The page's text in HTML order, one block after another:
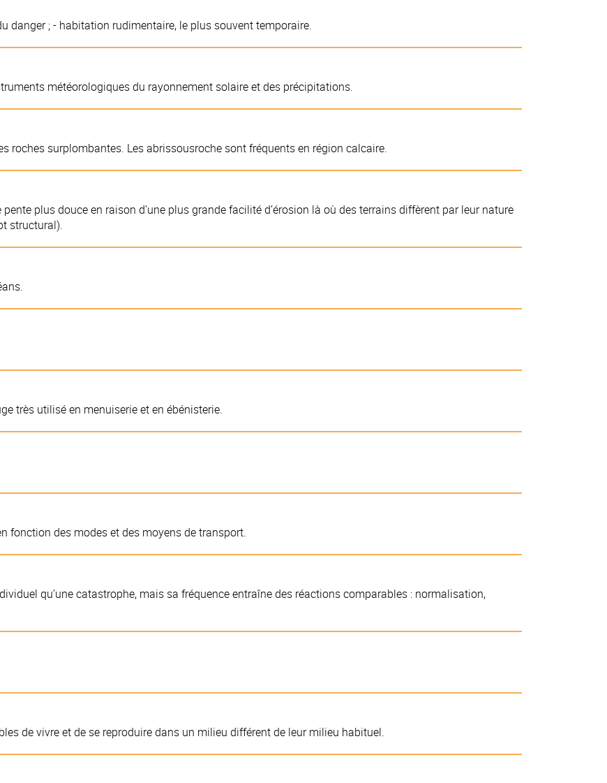
danger ; - habitation rudimentaire, le plus souvent temporaire.
météorologiques du rayonnement solaire et des précipitations.
roches surplombantes. Les abrissousroche sont fréquents en région calcaire.
plus douce en raison d’une plus grande facilité d’érosion là où des terrains diffèrent par leur nature
structural).
très utilisé en menuiserie et en ébénisterie.
fonction des modes et des moyens de transport.
qu’une catastrophe, mais sa fréquence entraîne des réactions comparables : normalisation,
de vivre et de se reproduire dans un milieu différent de leur milieu habituel.